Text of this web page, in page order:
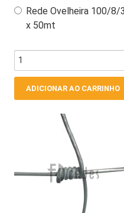
Rede Ovelheira 100/
x 50mt